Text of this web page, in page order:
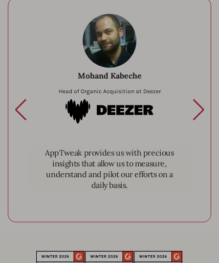
Mohand Kabeche
Head of Organic Acquisition at Deezer
Deezer
AppTweak provides us with precious
insights that allow us to measure,
understand and pilot our efforts on a
daily basis.